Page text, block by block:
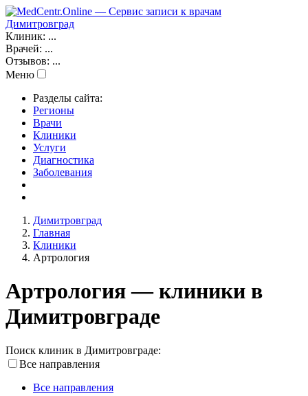
Димитровград
Клиник: ...
Врачей: ...
Отзывов: ...
Меню
Разделы сайта:
Регионы
Врачи
Клиники
Услуги
Диагностика
Заболевания
Димитровград
Главная
Клиники
Артрология
Артрология — клиники в
Димитровграде
Поиск клиник в Димитровграде:
Все направления
Все направления